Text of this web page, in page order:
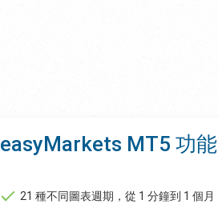
easyMarkets MT5 功能
21 種不同圖表週期，從 1 分鐘到 1 個月